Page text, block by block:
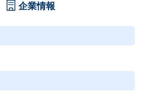
企業情報